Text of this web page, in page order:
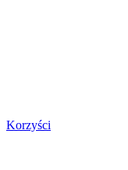
Korzyści